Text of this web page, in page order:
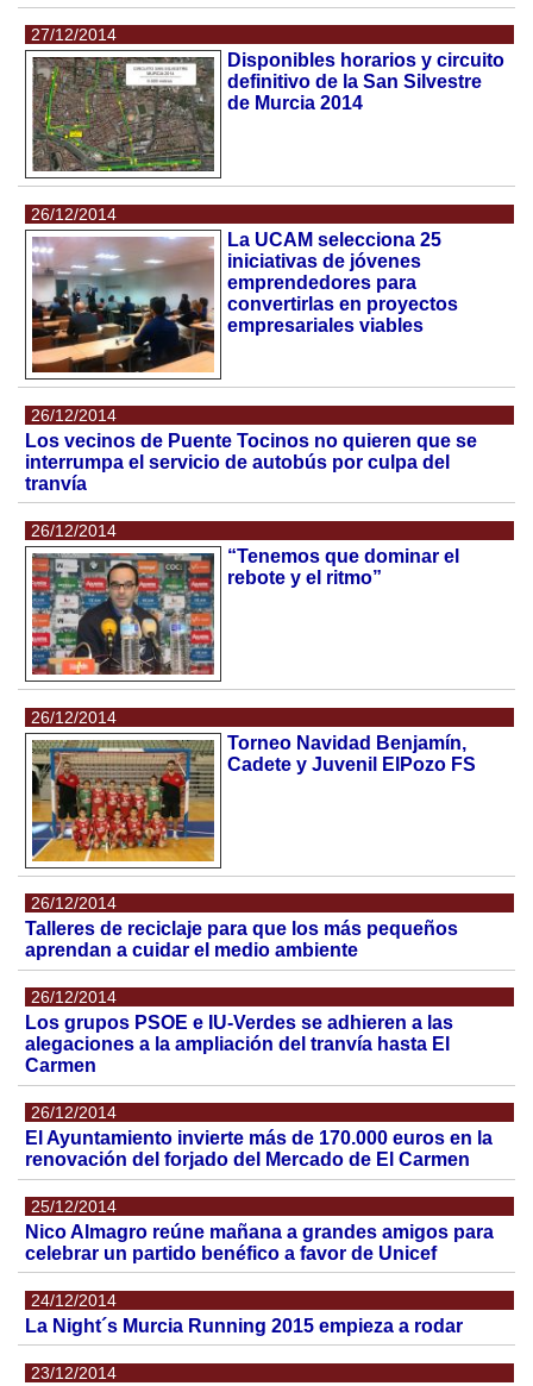
27/12/2014
Disponibles horarios y circuito
definitivo de la San Silvestre
de Murcia 2014
26/12/2014
La UCAM selecciona 25
iniciativas de jóvenes
emprendedores para
convertirlas en proyectos
empresariales viables
26/12/2014
Los vecinos de Puente Tocinos no quieren que se
interrumpa el servicio de autobús por culpa del
tranvía
26/12/2014
“Tenemos que dominar el
rebote y el ritmo”
26/12/2014
Torneo Navidad Benjamín,
Cadete y Juvenil ElPozo FS
26/12/2014
Talleres de reciclaje para que los más pequeños
aprendan a cuidar el medio ambiente
26/12/2014
Los grupos PSOE e IU-Verdes se adhieren a las
alegaciones a la ampliación del tranvía hasta El
Carmen
26/12/2014
El Ayuntamiento invierte más de 170.000 euros en la
renovación del forjado del Mercado de El Carmen
25/12/2014
Nico Almagro reúne mañana a grandes amigos para
celebrar un partido benéfico a favor de Unicef
24/12/2014
La Night´s Murcia Running 2015 empieza a rodar
23/12/2014